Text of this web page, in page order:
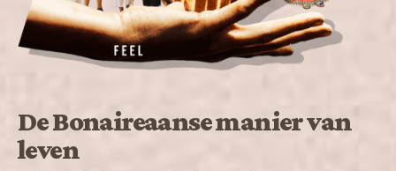
De Bonaireaanse manier van
leven